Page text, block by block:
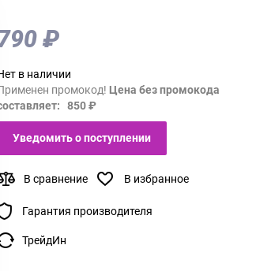
₽
в наличии
промокод! Цена без промокода
850 ₽
Уведомить о поступлении
В сравнение В избранное
Гарантия производителя
ТрейдИн